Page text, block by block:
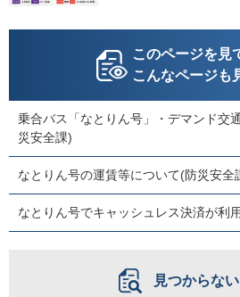
このページを見
こんなページも
乗合バス「なとりん号」・デマンド交
災安全課)
なとりん号の運賃等について(防災安全
なとりん号でキャッシュレス決済が利
見つからな